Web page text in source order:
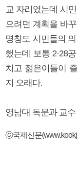
교 자리였는데 시
으려던 계획을 바
명칭도 시민들의
했는데 보통 2·28
치고 젊은이들이
지 오래다.
영남대 독문과 교수
ⓒ국제신문